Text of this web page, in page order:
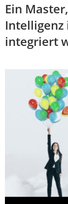
Ein
integriert